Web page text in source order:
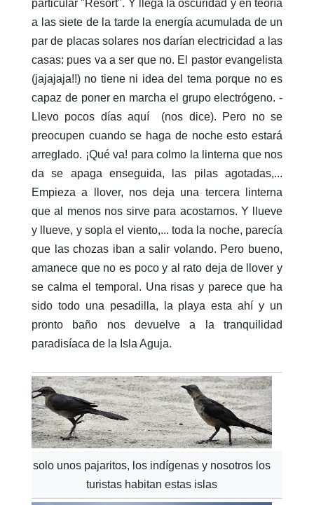
particular "Resort". Y llega la oscuridad y en teoría
a las siete de la tarde la energía acumulada de un
par de placas solares nos darían electricidad a las
casas: pues va a ser que no. El pastor evangelista
(jajajaja!!) no tiene ni idea del tema porque no es
capaz de poner en marcha el grupo electrógeno. -
Llevo pocos días aquí (nos dice). Pero no se
preocupen cuando se haga de noche esto estará
arreglado. ¡Qué va! para colmo la linterna que nos
da se apaga enseguida, las pilas agotadas,...
Empieza a llover, nos deja una tercera linterna
que al menos nos sirve para acostarnos. Y llueve
y llueve, y sopla el viento,... toda la noche, parecía
que las chozas iban a salir volando. Pero bueno,
amanece que no es poco y al rato deja de llover y
se calma el temporal. Una risas y parece que ha
sido todo una pesadilla, la playa esta ahí y un
pronto baño nos devuelve a la tranquilidad
paradisíaca de la Isla Aguja.
solo unos pajaritos, los indígenas y nosotros los
turistas habitan estas islas